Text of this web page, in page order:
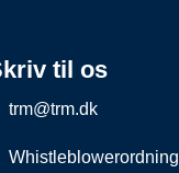
til os
trm@trm.dk
Whistleblowerordning